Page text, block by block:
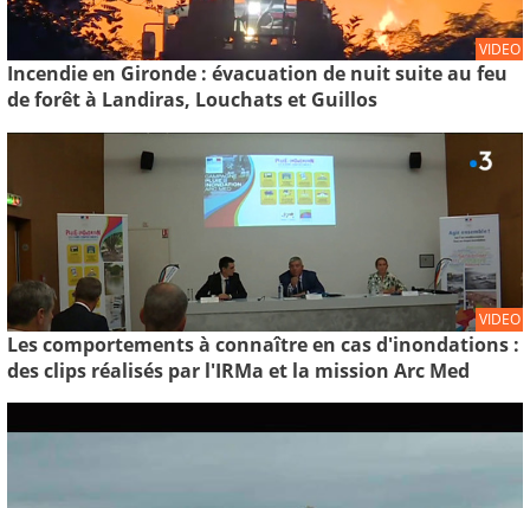
VIDEO
Incendie en Gironde : évacuation de nuit suite au feu
de forêt à Landiras, Louchats et Guillos
VIDEO
Les comportements à connaître en cas d'inondations :
des clips réalisés par l'IRMa et la mission Arc Med